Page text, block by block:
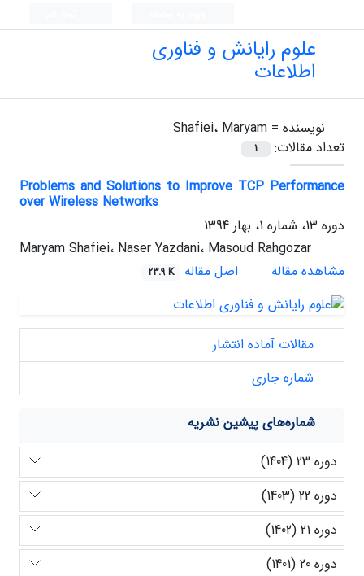
علوم رایانش و فناوری
اطلاعات
نویسنده = Shafiei، Maryam
تعداد مقالات:
1
Problems and Solutions to Improve TCP Performance
over Wireless Networks
دوره 13، شماره 1، بهار 1394
Maryam Shafiei، Naser Yazdani، Masoud Rahgozar
مشاهده مقاله
اصل مقاله 23.9 K
مقالات آماده انتشار
شماره جاری
شماره‌های پیشین نشریه
دوره 23 (1404)
دوره 22 (1403)
دوره 21 (1402)
دوره 20 (1401)